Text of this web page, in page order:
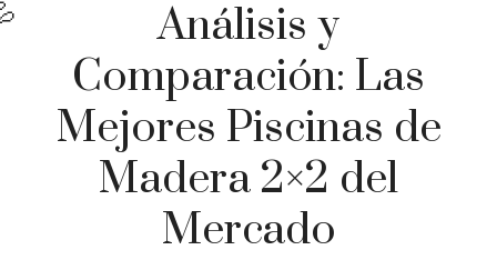
Análisis y
Comparación: Las
Mejores Piscinas de
Madera 2×2 del
Mercado